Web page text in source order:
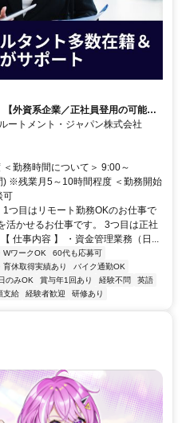
外資系企業／正社員登用の可能性
】経理財務
ートメント・ジャパン株式会社
勤務時間について＞ 9:00～
※残業月5～10時間程度 ＜勤務開始
可
つ目はリモート勤務OKのお仕事で
活かせるお仕事です。 3つ目は正社
仕事内容 】 ・資金管理業務（日...
WワークOK
60代も応募可
育休取得実績あり
バイク通勤OK
のみOK 賞与年1回あり 経験不問
英語
支給 経験者歓迎 研修あり